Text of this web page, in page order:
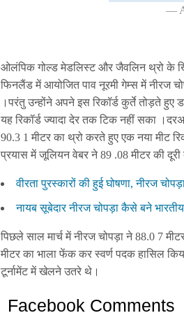
—
ओलंपिक गोल्ड मेडलिस्ट और जैवलिन थ्रो के
फिनलैंड में आयोजित पाव नूरमी गेम्स में नीरज
।परंतु उन्होंने अपने इस रिकॉर्ड कुर्ते तोड़ते हुए
यह रिकॉर्ड ज्यादा देर तक टिक नहीं सका
90.3 1 मीटर का थ्रो करते हुए एक नया मीट
प्रयास में जूलियन वेबर ने 89 .08 मीटर की
वीरता पुरस्कारों की हुई घोषणा, नीरज
नायब सूबेदार नीरज चोपड़ा कैसे बने
पिछले साल मार्च में नीरज चोपड़ा ने 88.0 7
मीटर का भाला फेंक कर स्वर्ण पदक हासिल
टूर्नामेंट में खेलने उतरे थे।
Facebook Comments